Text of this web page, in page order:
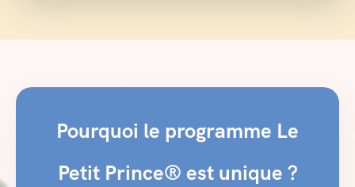
Pourquoi le programme Le
Petit Prince® est unique ?